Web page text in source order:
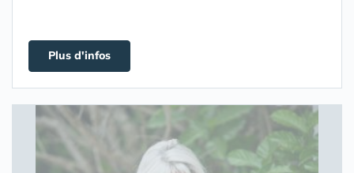
Plus d'infos